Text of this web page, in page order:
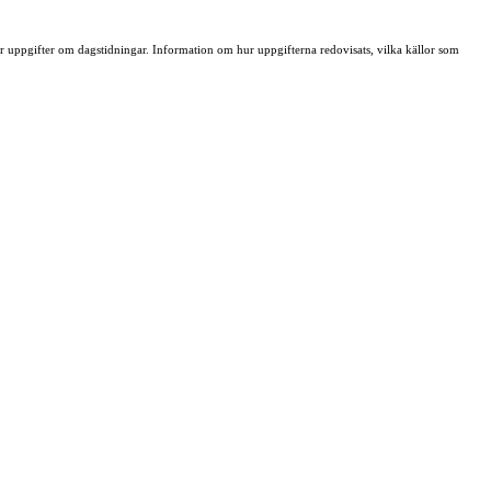
uppgifter om dagstidningar. Information om hur uppgifterna redovisats, vilka källor som